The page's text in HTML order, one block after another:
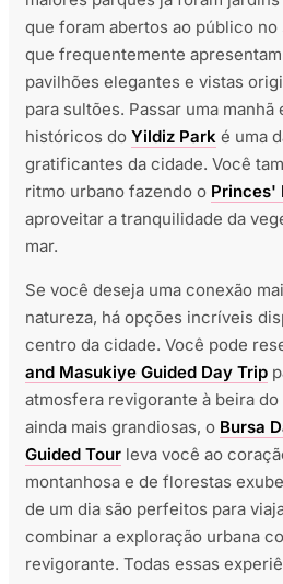
que foram abertos ao público no
que frequentemente
pavilhões elegantes e vistas
para sultões. Passar uma
históricos do Yildiz Park é uma
gratificantes da cidade. Você
ritmo urbano fazendo o Princes'
aproveitar a tranquilidade da
mar.
Se você deseja uma conexão
natureza, há opções incríveis
centro da cidade. Você pode
and Masukiye Guided Day Trip
atmosfera revigorante à beira do
ainda mais grandiosas, o Bursa
Guided Tour leva você ao
montanhosa e de florestas
de um dia são perfeitos para
combinar a exploração urbana
revigorante. Todas essas